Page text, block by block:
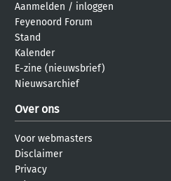
Aanmelden / inloggen
Feyenoord Forum
Stand
Kalender
E-zine (nieuwsbrief)
Nieuwsarchief
Over ons
Voor webmasters
Disclaimer
Privacy